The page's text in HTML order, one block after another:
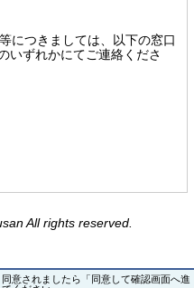
につきましては、以下の窓口
いずれかにてご連絡くださ
All rights reserved.
意されましたら「同意して確認画面へ進